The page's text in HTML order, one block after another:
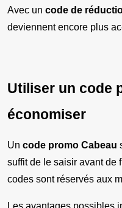
Avec un code de
deviennent encore plus
Utiliser un code
économiser
Un code promo Cabeau
suffit de le saisir avant de
codes sont réservés aux
Les avantages possibles